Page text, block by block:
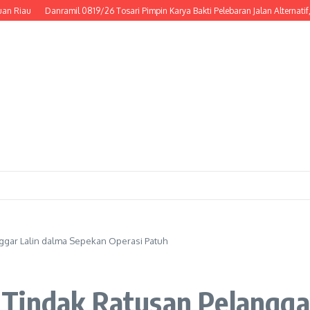
Danramil 0819/26 Tosari Pimpin Karya Bakti Pelebaran Jalan Alternatif, Wujud
Lalin dalma Sepekan Operasi Patuh
Ratusan